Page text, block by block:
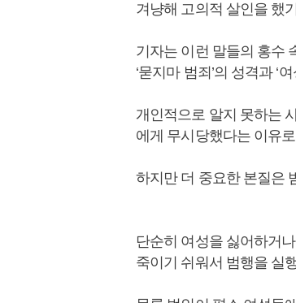
겨냥해 고의적 살인을 했
기자는 이런 말들의 홍수
‘묻지마 범죄’의 성격과 ‘
개인적으로 알지 못하는
에게 무시당했다는 이유
하지만 더 중요한 본질은
단순히 여성을 싫어하거
죽이기 쉬워서 범행을 실